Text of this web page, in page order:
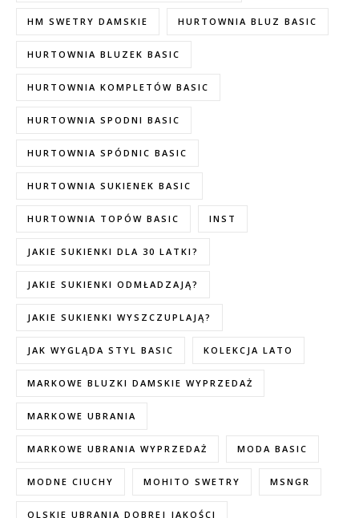
HM SWETRY DAMSKIE HURTOWNIA BLUZ BASIC
HURTOWNIA BLUZEK BASIC
HURTOWNIA KOMPLETÓW BASIC
HURTOWNIA SPODNI BASIC
HURTOWNIA SPÓDNIC BASIC
HURTOWNIA SUKIENEK BASIC
HURTOWNIA TOPÓW BASIC INST
JAKIE SUKIENKI DLA 30 LATKI?
JAKIE SUKIENKI ODMŁADZAJĄ?
JAKIE SUKIENKI WYSZCZUPLAJĄ?
JAK WYGLĄDA STYL BASIC KOLEKCJA LATO
MARKOWE BLUZKI DAMSKIE WYPRZEDAŻ
MARKOWE UBRANIA
MARKOWE UBRANIA WYPRZEDAŻ MODA BASIC
MODNE CIUCHY MOHITO SWETRY MSNGR
OLSKIE UBRANIA DOBREJ JAKOŚCI